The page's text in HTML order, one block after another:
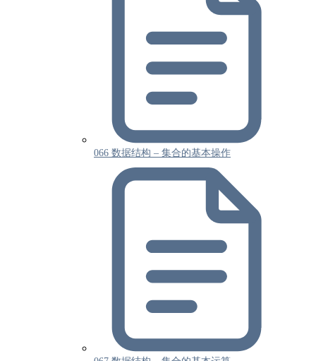
066 数据结构 – 集合的基本操作